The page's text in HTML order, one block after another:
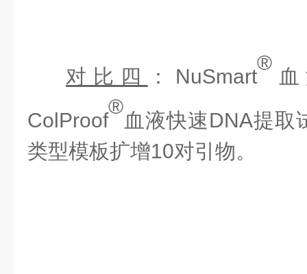
对比四 ： NuSmart
®
ColProof
®
血液快速DNA提取
类型模板扩增10对引物。